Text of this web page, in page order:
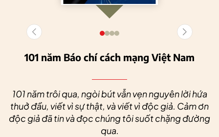
101 năm Báo chí cách mạng Việt Nam
101 năm trôi qua, ngòi bút vẫn vẹn nguyên lời hứa
thuở đầu, viết vì sự thật, và viết vì độc giả. Cảm ơn
độc giả đã tin và đọc chúng tôi suốt chặng đường
qua.